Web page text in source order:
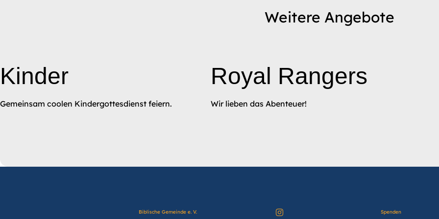
Weitere Angebote
Kinder
Gemeinsam coolen Kindergottesdienst feiern.
Royal Rangers
Wir lieben das Abenteuer!
Biblische Gemeinde e. V.
Spenden